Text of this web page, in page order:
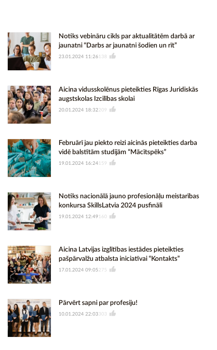
Notiks vebināru cikls par aktualitātēm darbā ar
jaunatni “Darbs ar jaunatni šodien un rīt”
23.01.2024 11:26138
Aicina vidusskolēnus pieteikties Rīgas Juridiskās
augstskolas Izcilības skolai
20.01.2024 18:32 209
Februārī jau piekto reizi aicinās pieteikties darba
vidē balstītām studijām “Mācītspēks”
19.01.2024 16:24159
Notiks nacionālā jauno profesionāļu meistarības
konkursa SkillsLatvia 2024 pusfināli
19.01.2024 12:49 160
Aicina Latvijas izglītības iestādes pieteikties
pašpārvalžu atbalsta iniciatīvai “Kontakts”
17.01.2024 09:05 275
Pārvērt sapni par profesiju!
10.01.2024 22:03 303